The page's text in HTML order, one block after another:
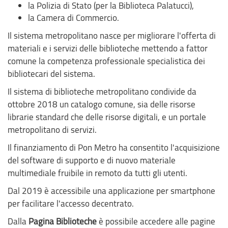
la Polizia di Stato (per la Biblioteca Palatucci),
la Camera di Commercio.
Il sistema metropolitano nasce per migliorare l'offerta di
materiali e i servizi delle biblioteche mettendo a fattor
comune la competenza professionale specialistica dei
bibliotecari del sistema.
Il sistema di biblioteche metropolitano condivide da
ottobre 2018 un catalogo comune, sia delle risorse
librarie standard che delle risorse digitali, e un portale
metropolitano di servizi.
Il finanziamento di Pon Metro ha consentito l'acquisizione
del software di supporto e di nuovo materiale
multimediale fruibile in remoto da tutti gli utenti.
Dal 2019 è accessibile una applicazione per smartphone
per facilitare l'accesso decentrato.
Dalla Pagina Bibliotecheè possibile accedere alle pagine